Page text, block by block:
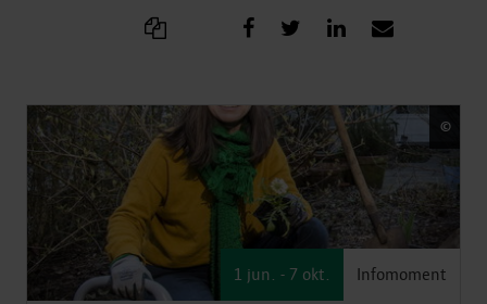
©
1 jun. - 7 okt. Infomoment